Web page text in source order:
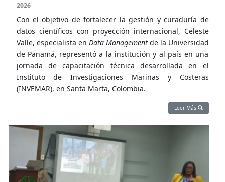
2026
Con el objetivo de fortalecer la gestión y curaduría de
datos científicos con proyección internacional, Celeste
Valle, especialista en Data Managementde la Universidad
de Panamá, representó a la institución y al país en una
jornada de capacitación técnica desarrollada en el
Instituto de Investigaciones Marinas y Costeras
(INVEMAR), en Santa Marta, Colombia.
Leer Más